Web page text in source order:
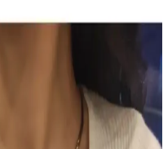
Krem, doğal içerikleriyle
hızlı emilir, kolay kullanılır ve
Trend El Örgüsü Uzun
İnceleme ve Kullanım
renkli lif seti, estetik ve dayanıklı
uygun, yüksek kalite ve müşteri
sunuyor.